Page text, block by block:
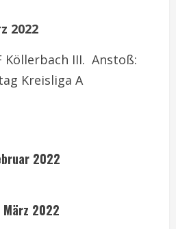
2022
Köllerbach III. Anstoß:
Kreisliga A
2022
2022